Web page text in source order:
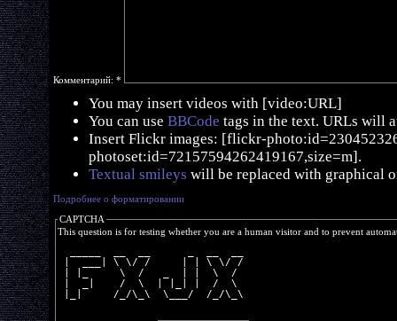
Комментарий: *
You may insert videos with [video:URL]
You can use BBCode tags in the text. URLs will
Insert Flickr images: [flickr-
photoset:id=72157594262419167,size=m].
Textual smileys will be replaced with graphical
Подробнее о форматировании
CAPTCHA
This question is for testing whether you are a human visitor and to prevent
|  ___| \ \/ /     | | \ \/ /
| |_     \  /   _  | |  \  /
|  _|    /  \  | |_| |  /  \
|_|     /_/\_\  \___/  /_/\_\